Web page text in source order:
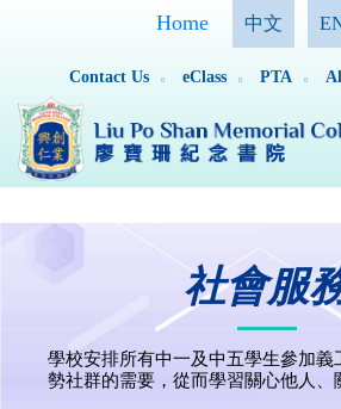
Home 中文
Contact Us eClass PTA
社會服
學校安排所有中一及中五學生參加義
勢社群的需要，從而學習關心他人、